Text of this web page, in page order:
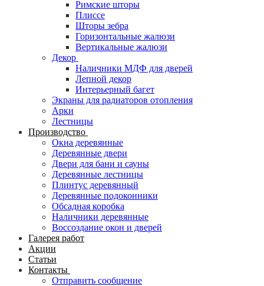
Римские шторы
Плиссе
Шторы зебра
Горизонтальные жалюзи
Вертикальные жалюзи
Декор
Наличники МДФ для дверей
Лепной декор
Интерьерный багет
Экраны для радиаторов отопления
Арки
Лестницы
Производство
Окна деревянные
Деревянные двери
Двери для бани и сауны
Деревянные лестницы
Плинтус деревянный
Деревянные подоконники
Обсадная коробка
Наличники деревянные
Воссоздание окон и дверей
Галерея работ
Акции
Статьи
Контакты
Отправить сообщение